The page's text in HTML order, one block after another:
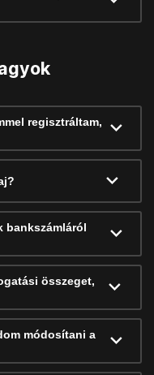
regisztráltam,
bankszámláról
összeget,
módosítani a